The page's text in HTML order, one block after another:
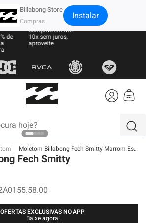
Billabong Store Instalar
de
Parcele suas
compras em até
10x sem juros,
aproveite
Moletom Billabong Fech Smitty Marrom Escuro
Fech Smitty
OFERTAS EXCLUSIVAS NO APP
Baixe agora!